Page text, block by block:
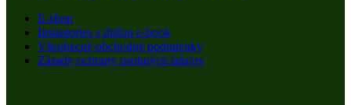
E-shop
Instastories s dušou e-book
Všeobecné obchodné podmienky
Zásady ochrany osobných údajov